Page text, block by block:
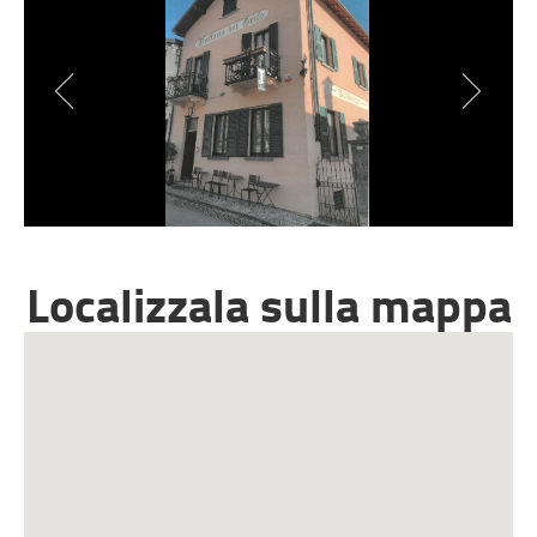
Localizzala sulla mappa